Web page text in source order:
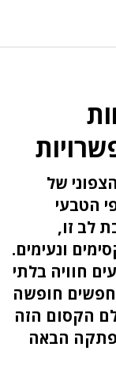
של
הטבעי
לב זו,
ונעימים.
חוויה בלתי
חופשה
הקסום הזה
הבאה